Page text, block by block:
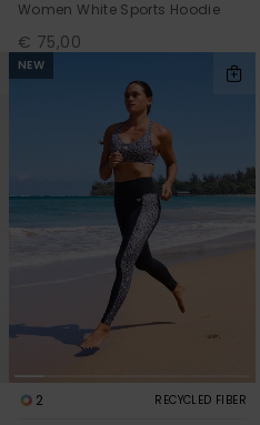
Women White Sports Hoodie
€ 75,00
NEW
2 RECYCLED FIBER